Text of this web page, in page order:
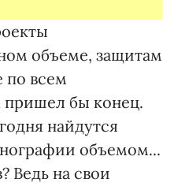
объеме, защитам
по всем
пришел бы конец.
найдутся
объемом...
Ведь на свои